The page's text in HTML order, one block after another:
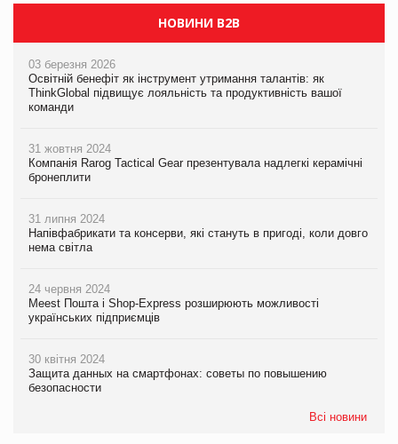
НОВИНИ B2B
03 березня 2026
Освітній бенефіт як інструмент утримання талантів: як
ThinkGlobal підвищує лояльність та продуктивність вашої
команди
31 жовтня 2024
Компанія Rarog Tactical Gear презентувала надлегкі керамічні
бронеплити
31 липня 2024
Напівфабрикати та консерви, які стануть в пригоді, коли довго
нема світла
24 червня 2024
Meest Пошта і Shop-Express розширюють можливості
українських підприємців
30 квітня 2024
Защита данных на смартфонах: советы по повышению
безопасности
Всі новини